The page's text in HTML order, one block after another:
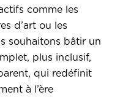
comme les
d’art ou les
souhaitons bâtir un
plus inclusif,
qui redéfinit
à l’ère